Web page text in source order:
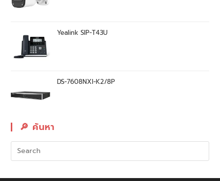
Yealink SIP-T43U
DS-7608NXI-K2/8P
🔎︎ ค้นหา